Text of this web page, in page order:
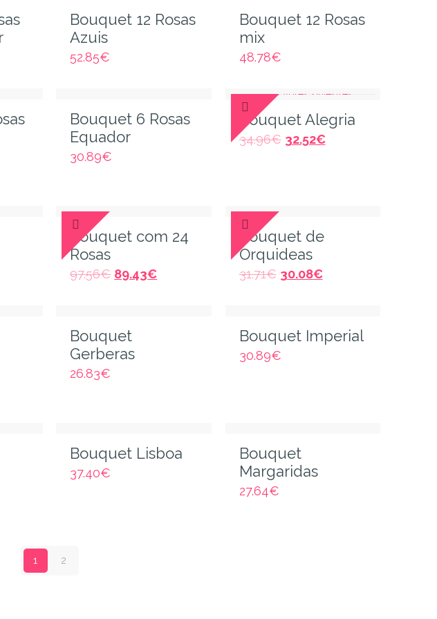
Bouquet 12 Rosas
Azuis
52.85€
Bouquet 12 Rosas
mix
48.78€
Bouquet 6 Rosas
Equador
30.89€
Bouquet Alegria
34.96€ 32.52€
Bouquet com 24
Rosas
97.56€ 89.43€
Bouquet de
Orquideas
31.71€ 30.08€
Bouquet
Gerberas
26.83€
Bouquet Imperial
30.89€
Bouquet Lisboa
37.40€
Bouquet
Margaridas
27.64€
1 2